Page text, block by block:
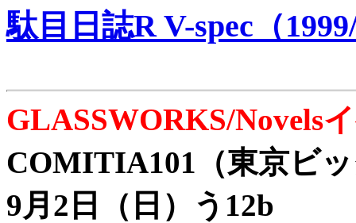
駄目日誌R V-spec（
GLASSWORKS/Novels
COMITIA101（東京ビ
9月2日（日）う12b